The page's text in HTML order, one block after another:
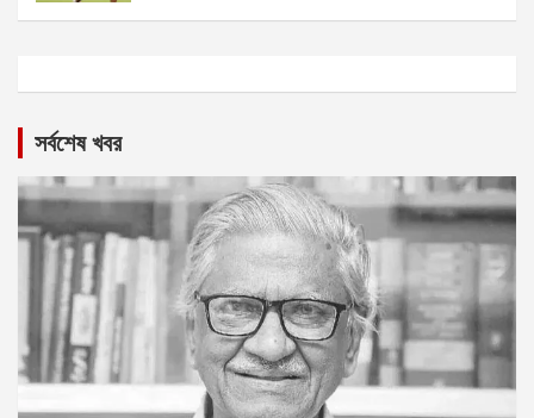
সর্বশেষ খবর